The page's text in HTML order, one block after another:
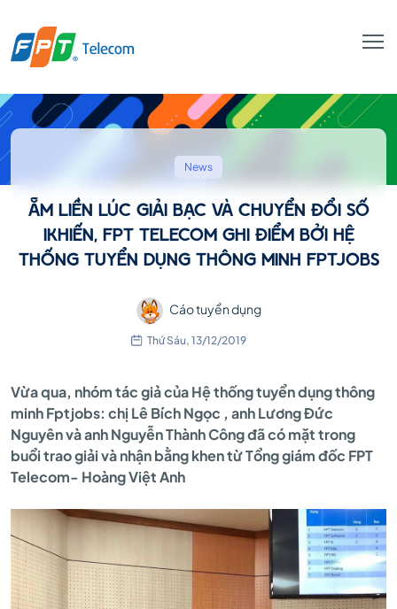
ẴM
LIỀN
LÚC
BẠC
VÀ
CHUYỂN
ĐỔI
News
ẴM LIỀN LÚC GIẢI BẠC VÀ CHUYỂN ĐỔI SỐ
IKHIẾN, FPT TELECOM GHI ĐIỂM BỞI HỆ
THỐNG TUYỂN DỤNG THÔNG MINH FPTJOBS
Cáo tuyển dụng
Thứ Sáu, 13/12/2019
Vừa qua, nhóm tác giả của Hệ thống tuyển dụng thông
minh Fptjobs: chị Lê Bích Ngọc , anh Lương Đức
Nguyên và anh Nguyễn Thành Công đã có mặt trong
buổi trao giải và nhận bằng khen từ Tổng giám đốc FPT
Telecom- Hoàng Việt Anh